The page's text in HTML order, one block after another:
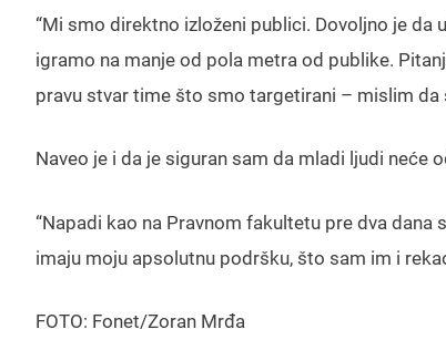
“Mi smo direktno izloženi publici. Dovoljno je da
igramo na manje od pola metra od publike.
pravu stvar time što smo targetirani – mislim da
Naveo je i da je siguran sam da mladi ljudi neće
“Napadi kao na Pravnom fakultetu pre dva
imaju moju apsolutnu podršku, što sam im i
FOTO: Fonet/Zoran Mrđa